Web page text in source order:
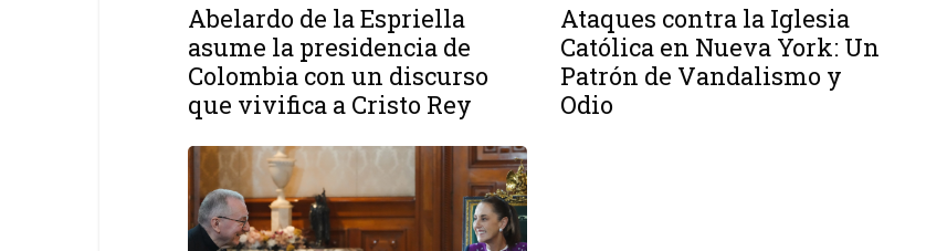
Abelardo de la Espriella
asume la presidencia de
Colombia con un discurso
que vivifica a Cristo Rey
Ataques contra la Iglesia
Católica en Nueva York: Un
Patrón de Vandalismo y
Odio